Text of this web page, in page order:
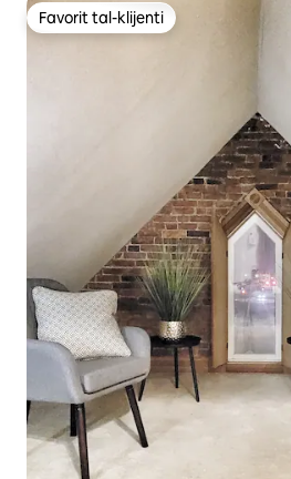
Favorit tal-klijenti
Favorit tal-klijenti